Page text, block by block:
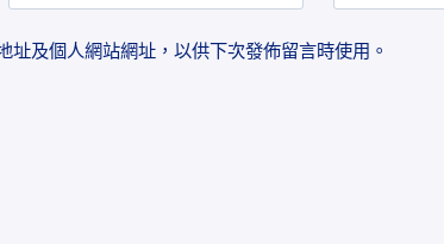
址及個人網站網址，以供下次發佈留言時使用。